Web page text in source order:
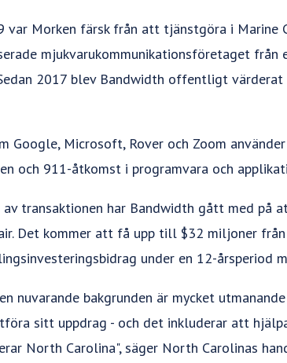
var Morken färsk från att tjänstgöra i Marine
mjukvarukommunikationsföretaget
2017 blev Bandwidth offentligt
Google, Microsoft, Rover och Zoom
och 911-åtkomst i programvara och
av transaktionen har Bandwidth gått med på
Det kommer att få upp till $32 miljoner
under en 12-
nuvarande bakgrunden är mycket
sitt uppdrag - och det inkluderar att
North Carolina", säger North Carolinas